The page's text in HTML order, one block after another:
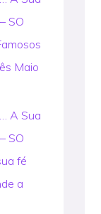
SO
Maio
A Sua
SO
fé
a